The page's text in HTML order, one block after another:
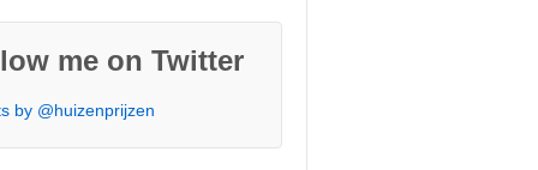
me on Twitter
by @huizenprijzen